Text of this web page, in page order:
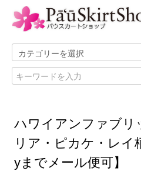
ハワイアンファブリ
リア・ピカケ・レイ
yまでメール便可】